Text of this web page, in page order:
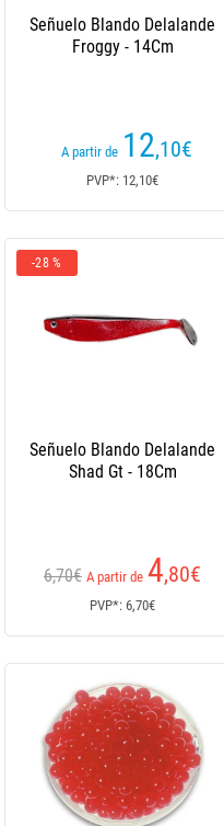
Señuelo Blando Delalande
Froggy - 14Cm
A partir de 12,10€
PVP*: 12,10€
-28 %
Señuelo Blando Delalande
Shad Gt - 18Cm
6,70€ A partir de 4,80€
PVP*: 6,70€